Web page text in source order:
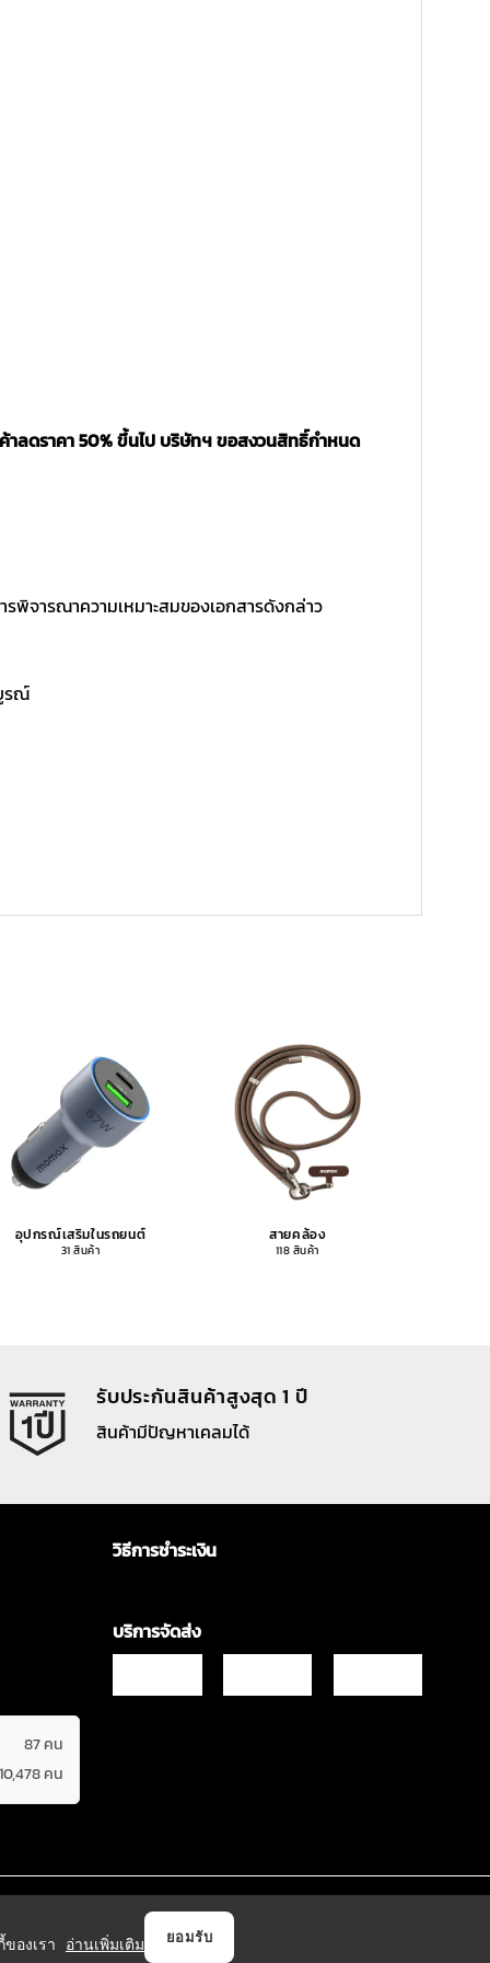
ลดราคา 50% ขึ้นไป บริษัทฯ ขอสงวนสิทธิ์กำหนด
พิจารณาความเหมาะสมของเอกสารดังกล่าว
รณ์
อุปกรณ์เสริมในรถยนต์
31 สินค้า
สายคล้อง
118 สินค้า
รับประกันสินค้าสูงสุด 1 ปี
สินค้ามีปัญหาเคลมได้
87 คน
คน
วิธีการชำระเงิน
บริการจัดส่ง
องเรา อ่านเพิ่มเติม ยอมรับ